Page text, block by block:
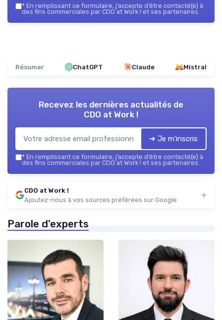
* En remplissant ce formulaire, j’accepte d’être contacté(e) à
des fins commerciales par CDO at Work ! et ses partenaires.
Résumer ChatGPT Claude Mistral
Recevez les dernières actualités de
CDO at Work !
➔ Je m'inscris
* En remplissant ce formulaire, j’accepte d’être contacté(e) à
des fins commerciales par CDO at Work ! et ses partenaires.
CDO at Work !
Ajoutez-nous à vos sources préférées sur Google
Parole d'experts